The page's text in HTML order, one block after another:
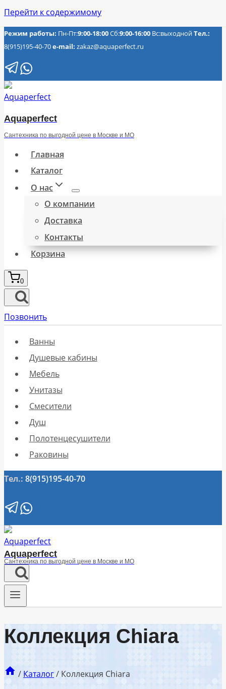
Перейти к содержимому
Режим работы: Пн-Пт:9:00-18:00Сб:9:00-16:00 Вс:выходнойТел.:
8(915)195-40-70e-mail: zakaz@aquaperfect.ru
Aquaperfect
Сантехника по выгодной цене в Москве и МО
Главная
Каталог
О нас
О компании
Доставка
Контакты
Корзина
0
Позвонить
Ванны
Душевые кабины
Мебель
Унитазы
Смесители
Душ
Полотенцесушители
Раковины
Тел.: 8(915)195-40-70
Aquaperfect
Сантехника по выгодной цене в Москве и МО
Коллекция Chiara
/ Каталог/ Коллекция Chiara